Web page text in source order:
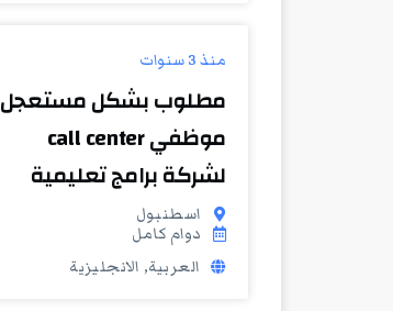
منذ 3 سنوات
مطلوب بشكل مستعجل
موظفي call center
لشركة برامج تعليمية
اسطنبول
دوام كامل
العربية, الانجليزية